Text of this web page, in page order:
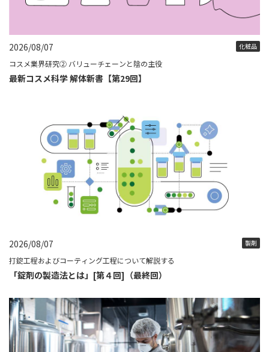
2026/08/07 化粧品
コスメ業界研究② バリューチェーンと陰の主役
最新コスメ科学 解体新書【第29回】
2026/08/07 製剤
打錠工程およびコーティング工程について解説する
「錠剤の製造法とは」[第４回]（最終回）